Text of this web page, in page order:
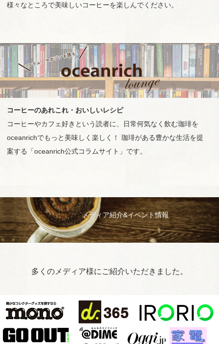
様々なところで美味しいコーヒーを楽しんでください。
コーヒーのあれこれ・おいしいレシピ
コーヒーやカフェ好きという読者に、日常何気なく飲む珈琲を
oceanrichでもっと美味しく楽しく！ 珈琲がある豊かな生活を提
案する「oceanrich公式コラムサイト」です。
メディア紹介&イベント情報
多くのメディア様にご紹介いただきました。